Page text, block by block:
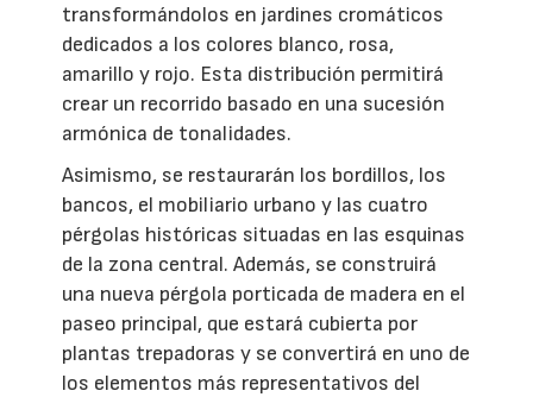
transformándolos en jardines cromáticos
dedicados a los colores blanco, rosa,
amarillo y rojo. Esta distribución permitirá
crear un recorrido basado en una sucesión
armónica de tonalidades.
Asimismo, se restaurarán los bordillos, los
bancos, el mobiliario urbano y las cuatro
pérgolas históricas situadas en las esquinas
de la zona central. Además, se construirá
una nueva pérgola porticada de madera en el
paseo principal, que estará cubierta por
plantas trepadoras y se convertirá en uno de
los elementos más representativos del